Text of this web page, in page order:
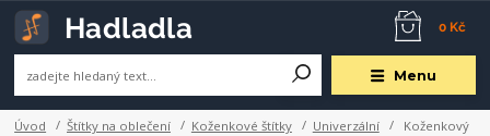
Menu
0 Kč
Úvod Štítky na oblečení Koženkové štítky Univerzální
Koženkový